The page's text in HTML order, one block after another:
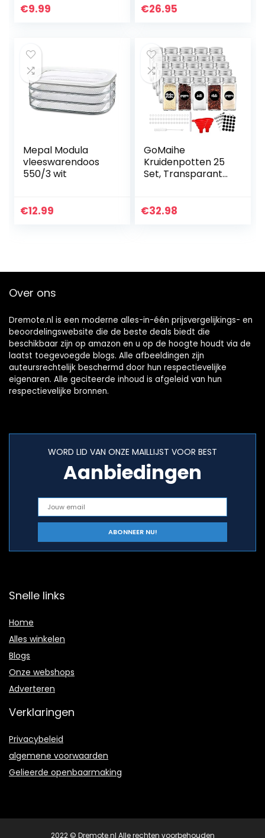
€9.99
theezakjes,
€26.95
Mepal Modula
vleeswarendoos
550/3 wit
€12.99
GoMaihe
Kruidenpotten 25
Set, Transparante
Deksels/Mason
€32.98
Over ons
Dremote.nl is een moderne alles-in-één prijsvergelijkings- en
beoordelingswebsite die de beste deals biedt die
beschikbaar zijn op amazon en u op de hoogte houdt via de
laatst toegevoegde blogs. Alle afbeeldingen zijn
auteursrechtelijk beschermd door hun respectievelijke
eigenaren. Alle geciteerde inhoud is afgeleid van hun
respectievelijke bronnen.
WORD LID VAN ONZE MAILLIJST VOOR BEST
Aanbiedingen
Snelle links
Home
Alles winkelen
Blogs
Onze webshops
Adverteren
Verklaringen
Privacybeleid
algemene voorwaarden
Gelieerde openbaarmaking
2022 © Dremote.nl Alle rechten voorbehouden